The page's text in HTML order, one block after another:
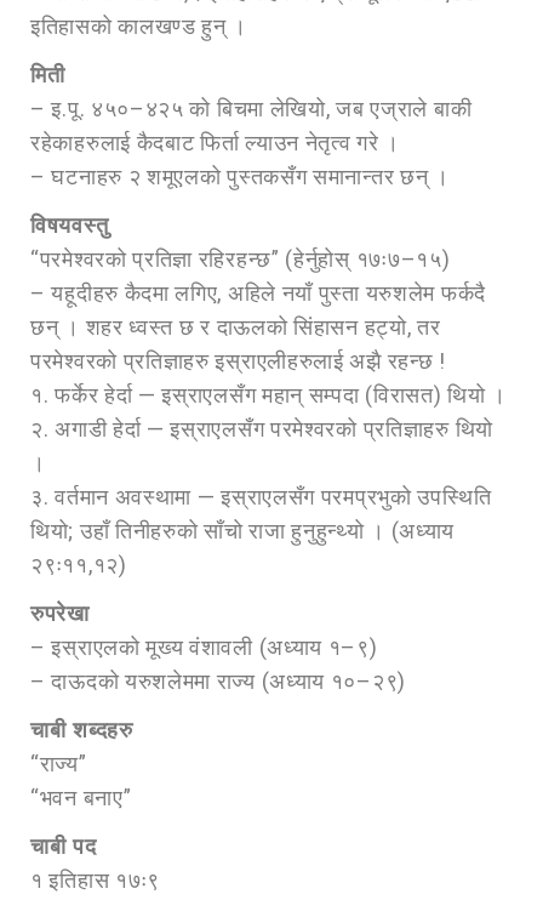
इतिहासको कालखण्ड हुन् ।
मिती
– इ.पू. ४५०–४२५ को बिचमा लेखियो, जब एज्राले बाकी
रहेकाहरुलाई कैदबाट फिर्ता ल्याउन नेतृत्व गरे ।
– घटनाहरु २ शमूएलको पुस्तकसँग समानान्तर छन् ।
विषयवस्तु
“परमेश्वरको प्रतिज्ञा रहिरहन्छ” (हेर्नुहोस् १७ः७–१५)
– यहूदीहरु कैदमा लगिए, अहिले नयाँ पुस्ता यरुशलेम फर्कदै
छन् । शहर ध्वस्त छ र दाऊलको सिंहासन हट्यो, तर
परमेश्वरको प्रतिज्ञाहरु इस्राएलीहरुलाई अझै रहन्छ !
१. फर्केर हेर्दा — इस्राएलसँग महान् सम्पदा (विरासत) थियो ।
२. अगाडी हेर्दा — इस्राएलसँग परमेश्वरको प्रतिज्ञाहरु थियो
।
३. वर्तमान अवस्थामा — इस्राएलसँग परमप्रभुको उपस्थिति
थियो; उहाँ तिनीहरुको साँचो राजा हुनुहुन्थ्यो । (अध्याय
२९ः११,१२)
रुपरेखा
– इस्राएलको मूख्य वंशावली (अध्याय १–९)
– दाऊदको यरुशलेममा राज्य (अध्याय १०–२९)
चाबी शब्दहरु
“राज्य”
“भवन बनाए”
चाबी पद
१ इतिहास १७ः९